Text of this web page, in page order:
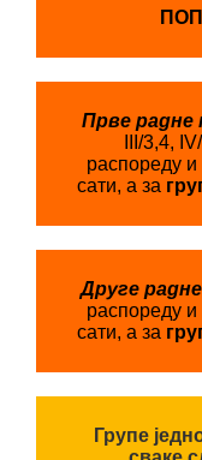
Прве радне
III/3,4,
распореду
сати, а за
Друге
распореду
сати, а за
Групе